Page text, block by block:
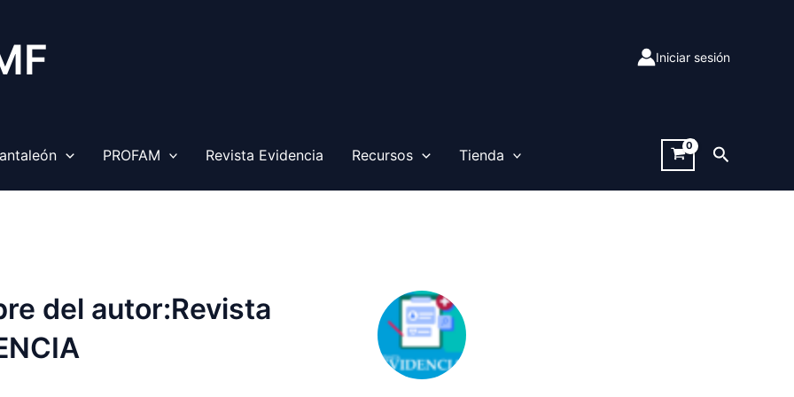
Iniciar sesión
PROFAM Revista Evidencia Recursos Tienda Buscar
del autor:Revista